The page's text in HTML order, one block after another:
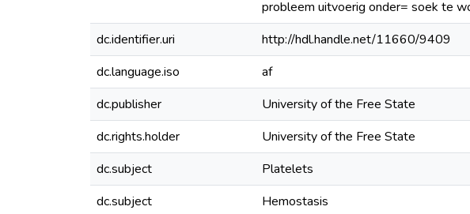
probleem uitvoerig onder= soek te
dc.identifier.uri
http://hdl.handle.net/11660/9409
dc.language.iso
af
dc.publisher
University of the Free State
dc.rights.holder
University of the Free State
dc.subject
Platelets
dc.subject
Hemostasis